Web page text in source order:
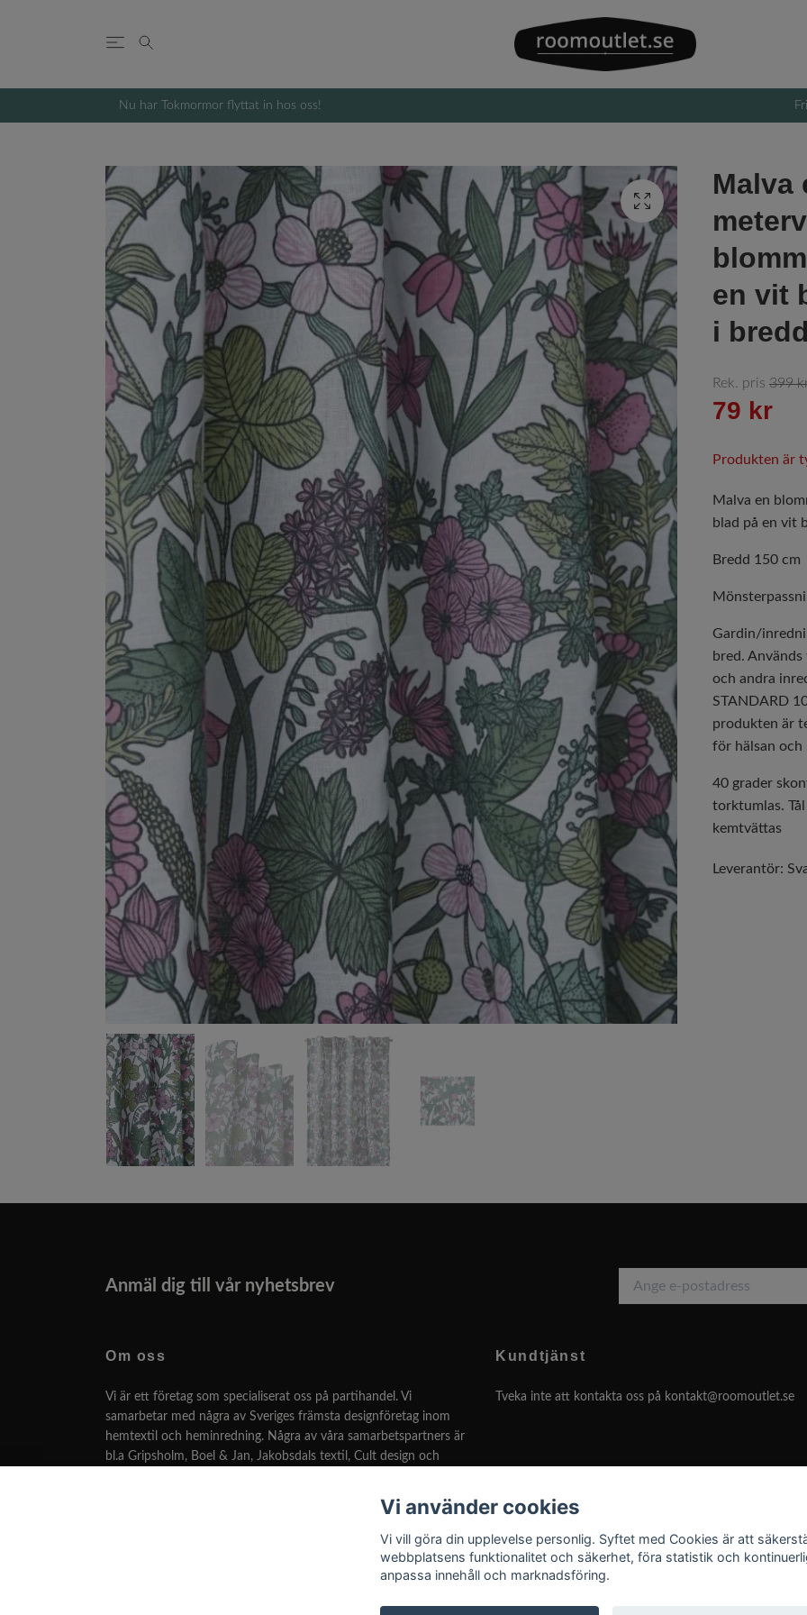
Nu har Tokmormor flyttat in hos oss!
Malva
en vit
i
Rek. pris 399
79 kr
Produkten är
Malva en
blad på en vit
Bredd 150 cm
Gardin/
bred.
och andra
STANDARD
produkten är
för hälsan och
40 grader
torktumlas.
kemtvättas
Leverantör:
Anmäl dig till vår nyhetsbrev
Om oss
Vi är ett företag som specialiserat oss på partihandel. Vi
samarbetar med några av Sveriges främsta designföretag inom
hemtextil och heminredning. Några av våra samarbetspartners är
bl.a Gripsholm, Boel & Jan, Jakobsdals textil, Cult design och
Vi har som målsättning att kunna leverera den bästa Svenska
Kundtjänst
Tveka inte att kontakta oss på kontakt@roomoutlet.se
Vi använder cookies
Vi vill göra din upplevelse personlig. Syftet med Cookies är att
webbplatsens funktionalitet och säkerhet, föra statistik och
anpassa innehåll och marknadsföring.